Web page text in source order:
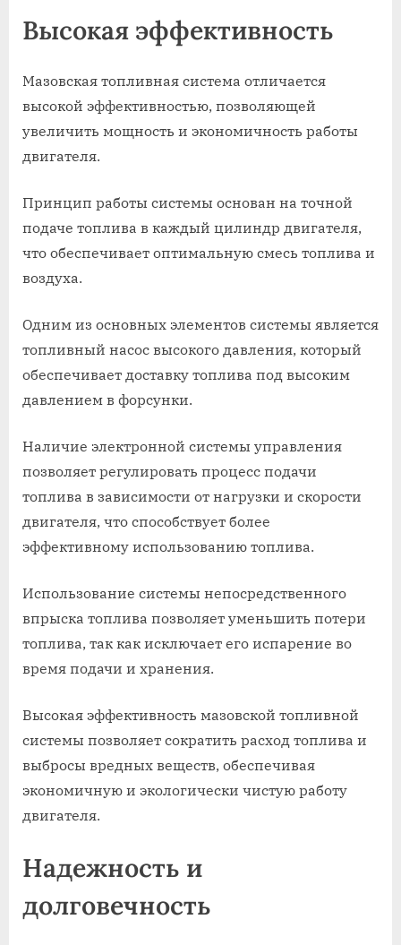
Высокая эффективность
Мазовская топливная система отличается
высокой эффективностью, позволяющей
увеличить мощность и экономичность работы
двигателя.
Принцип работы системы основан на точной
подаче топлива в каждый цилиндр двигателя,
что обеспечивает оптимальную смесь топлива и
воздуха.
Одним из основных элементов системы является
топливный насос высокого давления, который
обеспечивает доставку топлива под высоким
давлением в форсунки.
Наличие электронной системы управления
позволяет регулировать процесс подачи
топлива в зависимости от нагрузки и скорости
двигателя, что способствует более
эффективному использованию топлива.
Использование системы непосредственного
впрыска топлива позволяет уменьшить потери
топлива, так как исключает его испарение во
время подачи и хранения.
Высокая эффективность мазовской топливной
системы позволяет сократить расход топлива и
выбросы вредных веществ, обеспечивая
экономичную и экологически чистую работу
двигателя.
Надежность и
долговечность